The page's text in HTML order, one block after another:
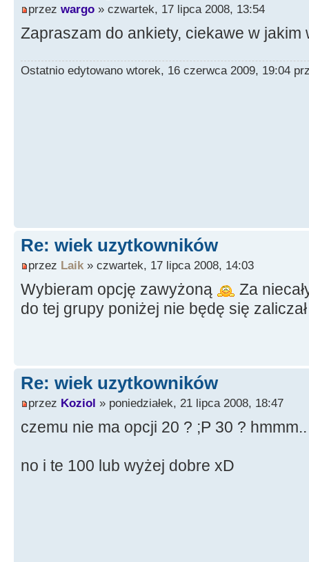
przez wargo » czwartek, 17 lipca 2008, 13:54
Zapraszam do ankiety, ciekawe w
Ostatnio edytowano wtorek, 16 czerwca 2009, 19:04
Re: wiek uzytkowników
przez Laik » czwartek, 17 lipca 2008, 14:03
Wybieram opcję zawyżoną
Za
do tej grupy poniżej nie będę się
Re: wiek uzytkowników
przez Koziol » poniedziałek, 21 lipca 2008, 18:47
czemu nie ma opcji 20 ? ;P 30 ?
no i te 100 lub wyżej dobre xD